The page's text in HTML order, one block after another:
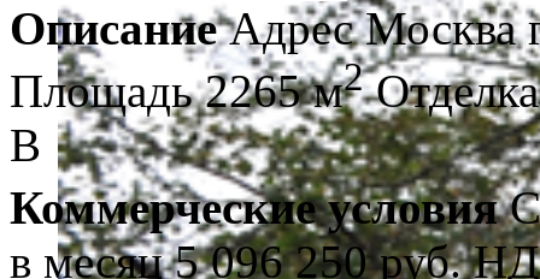
Описание Адрес Москва
Площадь 2265 м2 Отделка
В
Коммерческие условия
в месяц 5 096 250 руб.